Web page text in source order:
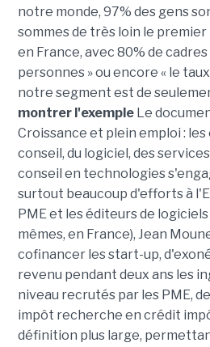
notre monde, 97% des gens
sommes de très loin le
en France, avec 80% de
personnes » ou encore « le
notre segment est de
montrer l'exempleLe
Croissance et plein emploi :
conseil, du logiciel, des
conseil en technologies
surtout beaucoup d'efforts à
PME et les éditeurs de
mêmes, en France), Jean
cofinancer les start-up,
revenu pendant deux ans les
niveau recrutés par les PME,
impôt recherche en crédit
définition plus large,